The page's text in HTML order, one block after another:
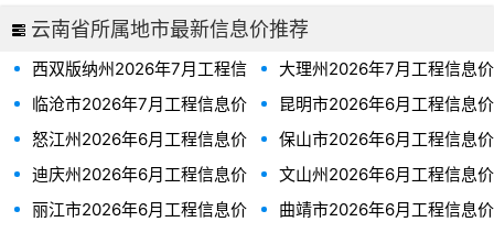
云南省所属地市最新信息价推荐
西双版纳州2026年7月工程信
息价
大理州2026年7月工程信息价
临沧市2026年7月工程信息价
昆明市2026年6月工程信息价
怒江州2026年6月工程信息价
保山市2026年6月工程信息价
迪庆州2026年6月工程信息价
文山州2026年6月工程信息价
丽江市2026年6月工程信息价
曲靖市2026年6月工程信息价